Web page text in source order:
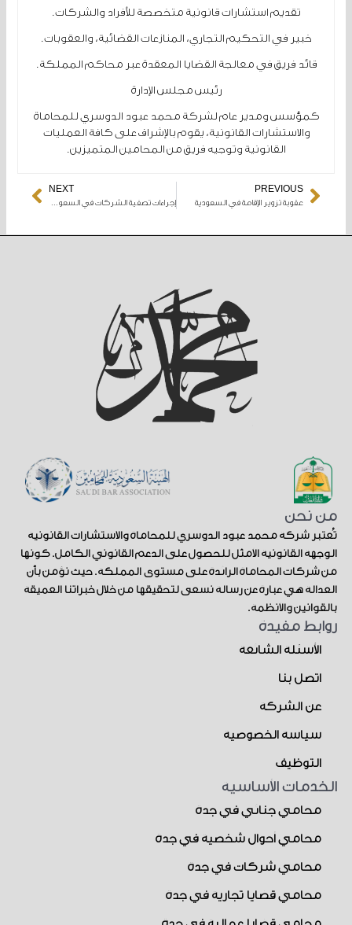
تقديم استشارات قانونية متخصصة للأفراد والشركات.
خبير في التحكيم التجاري، المنازعات القضائية، والعقوبات.
قائد فريق في معالجة القضايا المعقدة عبر محاكم المملكة.
رئيس مجلس الإدارة
كمؤسس ومدير عام لشركة محمد عبود الدوسري للمحاماة
والاستشارات القانونية، يقوم بالإشراف على كافة العمليات
القانونية وتوجيه فريق من المحامين المتميزين.
Prev
PREVIOUS
عقوبة تزوير الإقامة في السعودية
NEXT
إجراءات تصفية الشركات في السعودية
Next
من نحن
تُعتبر شركة محمد عبود الدوسري للمحاماة والاستشارات القانونية
الوجهة القانونية الأمثل للحصول على الدعم القانوني الكامل. كونها
من شركات المحاماة الرائدة على مستوى المملكة. حيث نؤمن بأن
العدالة هي عبارة عن رسالة نسعى لتحقيقها من خلال خبراتنا العميقة
بالقوانين والأنظمة.
روابط مفيدة
الأسئلة الشائعة
اتصل بنا
عن الشركة
سياسة الخصوصية
التوظيف
الخدمات الأساسية
محامي جنائي في جدة
محامي أحوال شخصية في جدة
محامي شركات في جدة
محامي قضايا تجارية في جدة